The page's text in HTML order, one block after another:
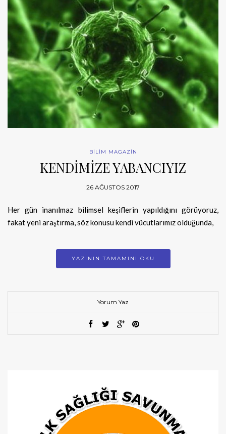
BİLİM MAGAZİN
KENDİMİZE YABANCIYIZ
26 AĞUSTOS 2017
Her gün inanılmaz bilimsel keşiflerin yapıldığını görüyoruz,
fakat yeni araştırma, söz konusu kendi vücutlarımız olduğunda,
YAZININ TAMAMINI OKU
Yorum Yaz